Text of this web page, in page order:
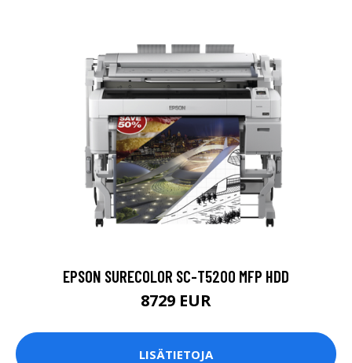
EPSON SURECOLOR SC-T5200 MFP HDD
8729 EUR
LISÄTIETOJA